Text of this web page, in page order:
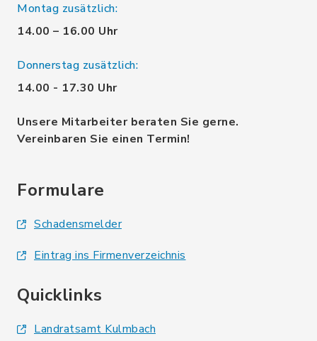
Montag zusätzlich:
14.00 – 16.00 Uhr
Donnerstag zusätzlich:
14.00 - 17.30 Uhr
Unsere Mitarbeiter beraten Sie gerne.
Vereinbaren Sie einen Termin!
Formulare
Schadensmelder
Eintrag ins Firmenverzeichnis
Quicklinks
Landratsamt Kulmbach